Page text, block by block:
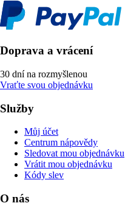
Doprava a vrácení
30 dní na rozmyšlenou
Vraťte svou objednávku
Služby
Můj účet
Centrum nápovědy
Sledovat mou objednávku
Vrátit mou objednávku
Kódy slev
O nás